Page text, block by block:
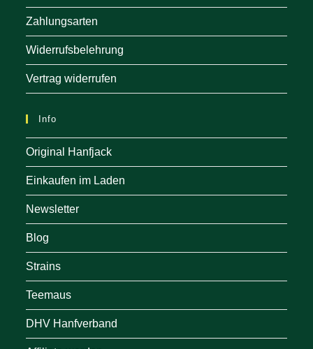
Zahlungsarten
Widerrufsbelehrung
Vertrag widerrufen
Info
Original Hanfjack
Einkaufen im Laden
Newsletter
Blog
Strains
Teemaus
DHV Hanfverband